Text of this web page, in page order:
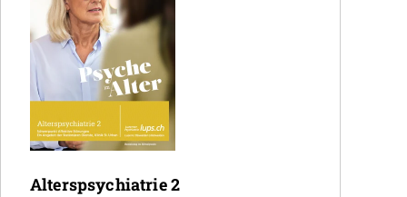
Alterspsychiatrie 2